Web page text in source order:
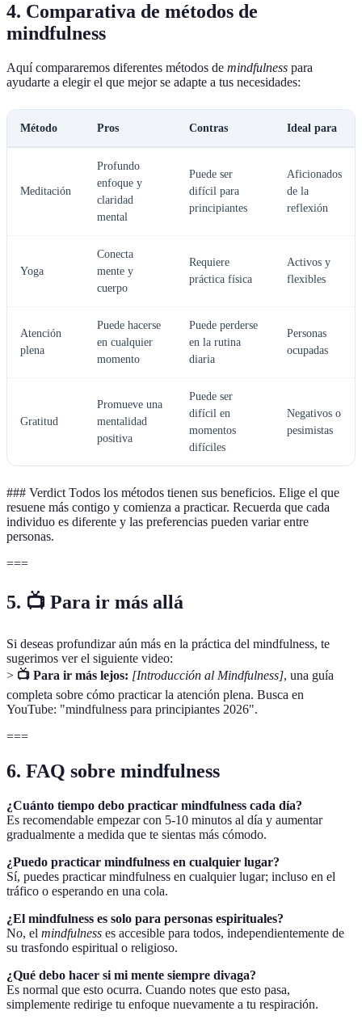
4. Comparativa de métodos de
mindfulness
Aquí compararemos diferentes métodos de mindfulness para
ayudarte a elegir el que mejor se adapte a tus necesidades:
Método Pros Contras Ideal para
Meditación
Profundo
enfoque y
claridad
mental
Puede ser
difícil para
principiantes
Aficionados
de la
reflexión
Yoga
Conecta
mente y
cuerpo
Requiere
práctica física
Activos y
flexibles
Atención
plena
Puede hacerse
en cualquier
momento
Puede perderse
en la rutina
diaria
Personas
ocupadas
Gratitud
Promueve una
mentalidad
positiva
Puede ser
difícil en
momentos
difíciles
Negativos o
pesimistas
### Verdict Todos los métodos tienen sus beneficios. Elige el que
resuene más contigo y comienza a practicar. Recuerda que cada
individuo es diferente y las preferencias pueden variar entre
personas.
===
5. 📺 Para ir más allá
Si deseas profundizar aún más en la práctica del mindfulness, te
sugerimos ver el siguiente video:
> 📺 Para ir más lejos: [Introducción al Mindfulness], una guía
completa sobre cómo practicar la atención plena. Busca en
YouTube: "mindfulness para principiantes 2026".
===
6. FAQ sobre mindfulness
¿Cuánto tiempo debo practicar mindfulness cada día?
Es recomendable empezar con 5-10 minutos al día y aumentar
gradualmente a medida que te sientas más cómodo.
¿Puedo practicar mindfulness en cualquier lugar?
Sí, puedes practicar mindfulness en cualquier lugar; incluso en el
tráfico o esperando en una cola.
¿El mindfulness es solo para personas espirituales?
No, el mindfulness es accesible para todos, independientemente de
su trasfondo espiritual o religioso.
¿Qué debo hacer si mi mente siempre divaga?
Es normal que esto ocurra. Cuando notes que esto pasa,
simplemente redirige tu enfoque nuevamente a tu respiración.